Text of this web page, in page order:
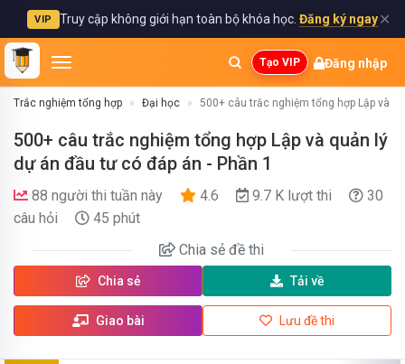
VIP Truy cập không giới hạn toàn bộ khóa học. Đăng ký ngay✕
Tạo VIP Đăng nhập
Trắc nghiệm tổng hợp Đại học 500+ câu trắc nghiệm tổng hợp Lập và
500+ câu trắc nghiệm tổng hợp Lập và quản lý
dự án đầu tư có đáp án - Phần 1
88 người thi tuần này 4.6 9.7 K lượt thi
30
câu hỏi
45 phút
Chia sẻ đề thi
Chia sẻ
Giao bài
Tải về
Lưu đề thi